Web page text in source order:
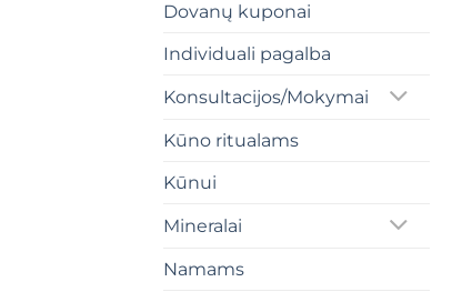
Dovanų kuponai
Individuali pagalba
Konsultacijos/Mokymai
Kūno ritualams
Kūnui
Mineralai
Namams